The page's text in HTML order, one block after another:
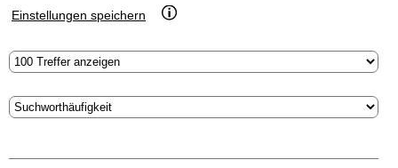
Einstellungen speichern